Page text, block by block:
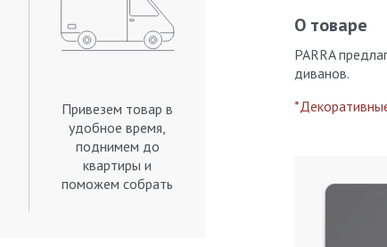
Привезем товар в
удобное время,
поднимем до
квартиры и
поможем собрать
О товаре
PARRA
диванов.